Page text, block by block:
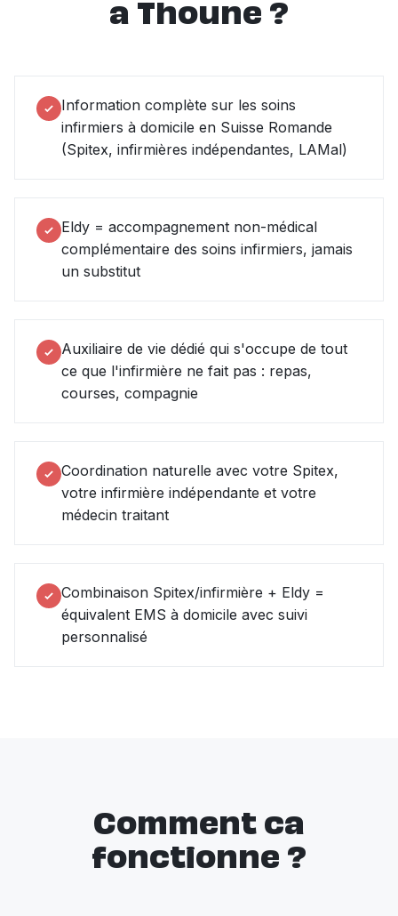
a Thoune ?
Information complète sur les soins
infirmiers à domicile en Suisse Romande
(Spitex, infirmières indépendantes, LAMal)
Eldy = accompagnement non-médical
complémentaire des soins infirmiers, jamais
un substitut
Auxiliaire de vie dédié qui s'occupe de tout
ce que l'infirmière ne fait pas : repas,
courses, compagnie
Coordination naturelle avec votre Spitex,
votre infirmière indépendante et votre
médecin traitant
Combinaison Spitex/infirmière + Eldy =
équivalent EMS à domicile avec suivi
personnalisé
Comment ca
fonctionne ?